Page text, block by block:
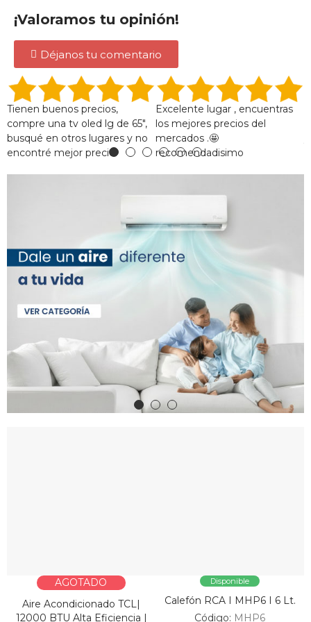
¡Valoramos tu opinión!
Déjanos tu comentario
Tienen buenos precios,
compre una tv oled lg de 65",
busqué en otros lugares y no
encontré mejor precio.
Excelente lugar , encuentras
los mejores precios del
mercados .🤩
recomendadisimo
AGOTADO
Aire Acondicionado TCL|
12000 BTU Alta Eficiencia |
Disponible
Calefón RCA I MHP6 I 6 Lt.
Código: MHP6